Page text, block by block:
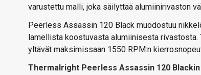
varustettu malli, joka säilyttää alumiinirivaston
Peerless Assassin 120 Black muodostuu
lamellista koostuvasta alumiinisesta
yltävät maksimissaan 1550 RPM:n
Thermalright Peerless Assassin 120